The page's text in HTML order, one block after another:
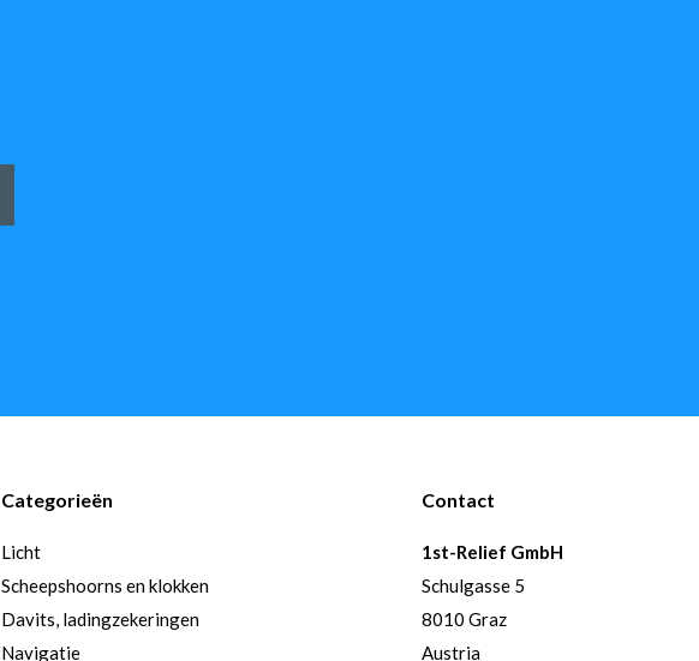
Categorieën
Licht
Scheepshoorns en klokken
Davits, ladingzekeringen
Navigatie
Contact
1st-Relief GmbH
Schulgasse 5
8010 Graz
Austria